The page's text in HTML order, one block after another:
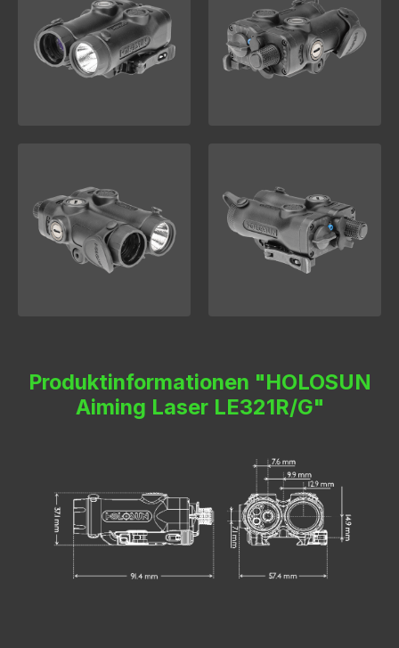
Produktinformationen "HOLOSUN
Aiming Laser LE321R/G"